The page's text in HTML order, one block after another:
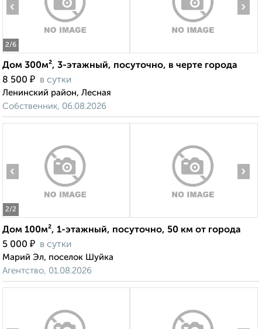
2/6
‹ ›
Дом 300м², 3-этажный, посуточно, в черте города
8 500 ₽ в сутки
Ленинский район, Лесная
Собственник, 06.08.2026
2/2
‹ ›
Дом 100м², 1-этажный, посуточно, 50 км от города
5 000 ₽ в сутки
Марий Эл, поселок Шуйка
Агентство, 01.08.2026